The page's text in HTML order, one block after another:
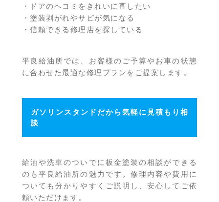
・ドアのヘコミをきれいに直したい
・塗装剥がれやサビが気になる
・信頼できる修理店を探している
平良給油所では、お客様のご予算やお車の状態
に合わせた最適な修理プランをご提案します。
ガソリンスタンドだから気軽に見積もり相
談
給油や洗車のついでに板金塗装の相談ができる
のも平良給油所の魅力です。修理内容や費用に
ついても分かりやすくご説明し、安心してご依
頼いただけます。